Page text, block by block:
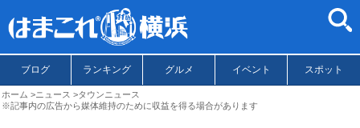
ブログ ランキング グルメ イベント スポット
ホーム ニュース
タウンニュース
※記事内の広告から媒体維持のために収益を得る場合があります